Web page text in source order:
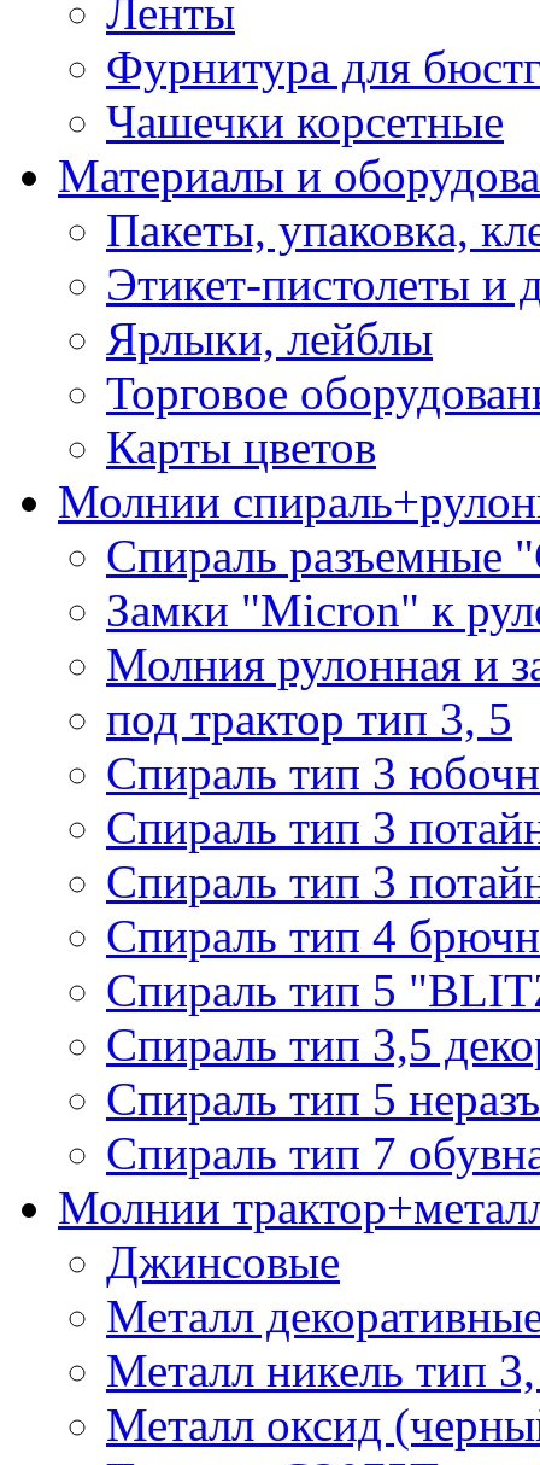
Ленты
Фурнитура для
Чашечки корсетные
Материалы и
Пакеты, упаковка,
Этикет-пистолеты и
Ярлыки, лейблы
Торговое
Карты цветов
Молнии
Спираль разъемные
Замки "Micron" к
Молния рулонная и
под трактор тип 3, 5
Спираль тип 3
Спираль тип 3
Спираль тип 3
Спираль тип 4
Спираль тип 5
Спираль тип 3,5
Спираль тип 5
Спираль тип 7
Молнии
Джинсовые
Металл
Металл никель тип
Металл оксид